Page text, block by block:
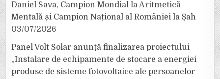
Daniel Sava, Campion Mondial la Aritmetică
Mentală și Campion Național al României la Șah
03/07/2026
Panel Volt Solar anunță finalizarea proiectului
„Instalare de echipamente de stocare a energiei
produse de sisteme fotovoltaice ale persoanelor